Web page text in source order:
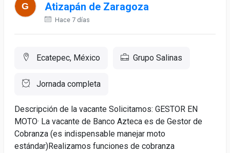
Atizapán de Zaragoza
Hace 7 días
Ecatepec, México Grupo Salinas
Jornada completa
Descripción de la vacante Solicitamos: GESTOR EN
MOTO· La vacante de Banco Azteca es de Gestor de
Cobranza (es indispensable manejar moto
estándar)Realizamos funciones de cobranza